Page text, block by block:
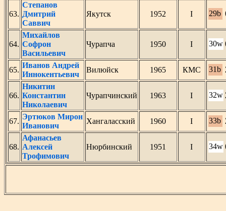
63.
Степанов
Дмитрий
Саввич
Якутск 1952 I 29b
64.
Михайлов
Софрон
Васильевич
Чурапча 1950 I 30w
65.
Иванов Андрей
Иннокентьевич
Вилюйск 1965 КМС 31b
66.
Никитин
Константин
Николаевич
Чурапчинский 1963 I 32w
67.
Эртюков Мирон
Иванович
Хангаласский 1960 I 33b
68.
Афанасьев
Алексей
Трофимович
Нюрбинский 1951 I 34w